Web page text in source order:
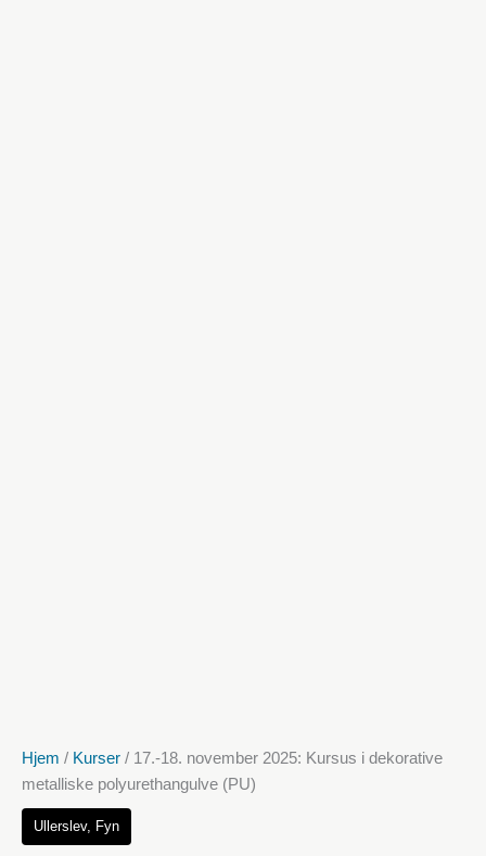
Hjem / Kurser / 17.-18. november 2025: Kursus i dekorative
metalliske polyurethangulve (PU)
Ullerslev, Fyn